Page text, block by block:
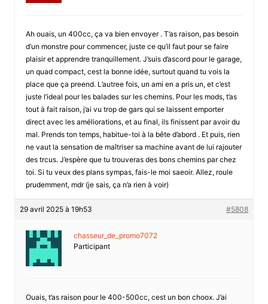
Ah ouais, un 400cc, ça va bien envoyer . T’as raison, pas besoin
d’un monstre pour commencer, juste ce qu’il faut pour se faire
plaisir et apprendre tranquillement. J’suis d’ascord pour le garage,
un quad compact, cest la bonne idée, surtout quand tu vois la
place que ça preend. L’autree fois, un ami en a pris un, et c’est
juste l’ideal pour les balades sur les chemins. Pour les mods, t’as
tout à fait raison, j’ai vu trop de gars qui se laissent emporter
direct avec les améliorations, et au final, ils finissent par avoir du
mal. Prends ton temps, habitue-toi à la bête d’abord . Et puis, rien
ne vaut la sensation de maîtriser sa machine avant de lui rajouter
des trcus. J’espère que tu trouveras des bons chemins par chez
toi. Si tu veux des plans sympas, fais-le moi saeoir. Allez, roule
prudemment, mdr (je sais, ça n’a rien à voir)
29 avril 2025 à 19h53 #5808
chasseur_de_promo7072
Participant
Ouais, t’as raison pour le 400-500cc, cest un bon choox. J’ai